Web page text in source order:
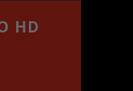
HD